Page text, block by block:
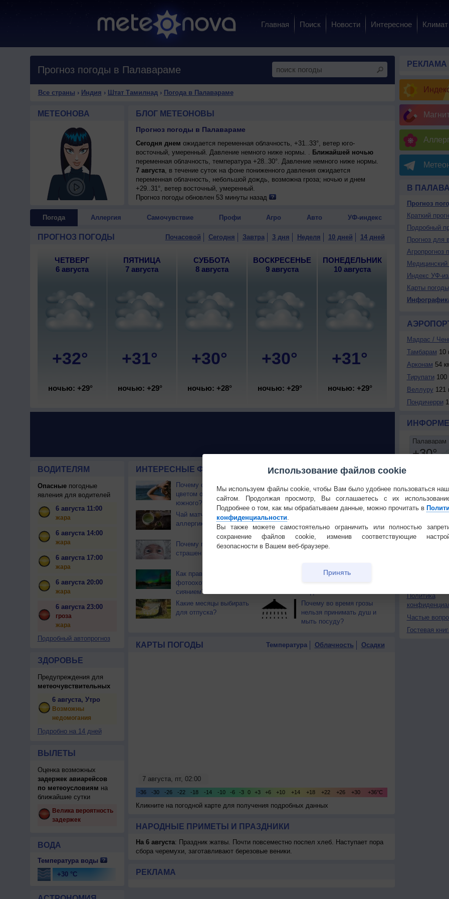
Главная Поиск Новости Интересное Климат
Прогноз погоды в Палавараме
Все страны › Индия › Штат Тамилнад› Погода в Палавараме
МЕТЕОНОВА БЛОГ МЕТЕОНОВЫ
Прогноз погоды в Палавараме
Сегодня днем ожидается переменная облачность, +31..33°, ветер юго-
восточный, умеренный. Давление немного ниже нормы. . Ближайшей ночью
переменная облачность, температура +28..30°. Давление немного ниже нормы.
7 августа, в течение суток на фоне пониженного давления ожидается
переменная облачность, небольшой дождь, возможна гроза; ночью и днем
+29..31°, ветер восточный, умеренный.
7 августа, ожидается переменная облачность, небольшой дождь, возможна
8 августа, в течение суток на фоне пониженного давления ожидается
юго-восточный, умеренный.
, ожидается переменная облачность, возможна гроза; ночью и днем
Прогноз погоды обновлен 53 минуты назад
Погода Аллергия Самочувствие Профи Агро Авто УФ-индекс
ПРОГНОЗ ПОГОДЫ Почасовой Сегодня Завтра 3 дня Неделя 10 дней 14 дней
ЧЕТВЕРГ
6 августа
+32°
ночью: +29°
ПЯТНИЦА
7 августа
+31°
ночью: +29°
СУББОТА
8 августа
+30°
ночью: +28°
ВОСКРЕСЕНЬЕ
9 августа
+30°
ночью: +29°
ПОНЕДЕЛЬНИК
10 августа
+31°
ночью: +29°
ВОДИТЕЛЯМ
Опасныепогодные
явления для водителей
6 августа 11:00
жара
6 августа 14:00
жара
6 августа 17:00
жара
6 августа 20:00
жара
6 августа 23:00
гроза
жара
Подробный автопрогноз
ЗДОРОВЬЕ
Предупреждения для
метеочувствительных
6 августа, Утро
Возможны
недомогания
Подробно на 14 дней
ВЫЛЕТЫ
Оценка возможных
задержек авиарейсов
по метеоусловиям на
ближайшие сутки
Велика вероятность
задержек
ВОДА
Температура воды
+30 °C
ИНТЕРЕСНЫЕ ФАКТЫ О ЧЕЛОВЕКЕ И ПРИРОДЕ
Почему северный загар
цветом отличается от
южного?
Букет сирени вреден для
здоровья
Чай матча может помочь
аллергикам
Почему глазам не
страшен мороз?
Почему еда вкуснее и
Как правильно вести
фотоохоту за северным
сиянием?
Пение птиц позитивно
Какие месяцы выбирать
для отпуска?
Почему во время грозы
нельзя принимать душ и
мыть посуду?
КАРТЫ ПОГОДЫ Температура Облачность Осадки
Кликните на погодной карте для получения подробных данных
НАРОДНЫЕ ПРИМЕТЫ И ПРАЗДНИКИ
На 6 августа: Праздник жатвы. Почти повсеместно поспел хлеб. Наступает пора
сбора черемухи, заготавливают березовые веники.
РЕКЛАМА
РЕКЛАМА
В
Прогноз
Краткий
Подробный
Прогноз для
Агропрогноз
Медицинский
Индекс УФ-
Карты погоды
Мадрас /
Тамбарам 10
Арконам 54
Тирупати 100
Веллуру 121
Пондичерри
Добавить в
Экпорт
Политика
Частые
Гостевая
Использование файлов cookie
Мы используем файлы cookie, чтобы Вам было удобнее пользоваться
сайтом. Продолжая просмотр, Вы соглашаетесь с их
Подробнее о том, как мы обрабатываем данные, можно прочитать в
конфиденциальности.
Вы также можете самостоятельно ограничить или полностью
сохранение файлов cookie, изменив соответствующие
безопасности в Вашем веб-браузере.
Принять